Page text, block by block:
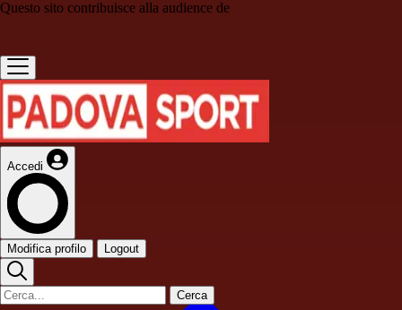
Questo sito contribuisce alla audience de
Accedi
Modifica profilo Logout
Cerca